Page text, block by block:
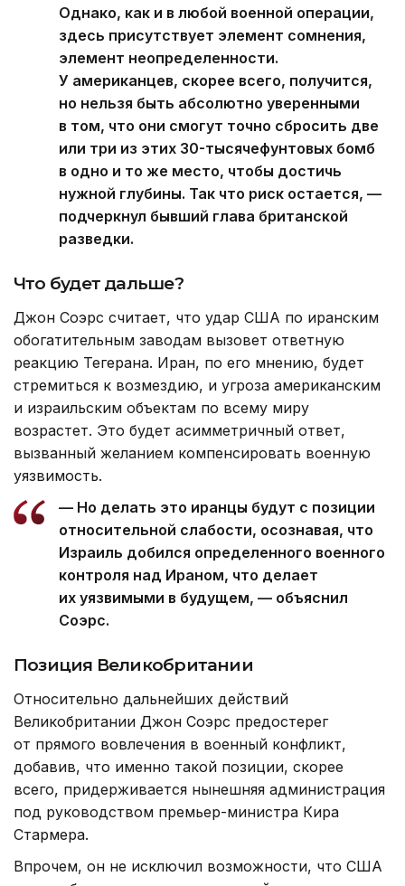
Однако, как и в любой военной операции,
здесь присутствует элемент сомнения,
элемент неопределенности.
У американцев, скорее всего, получится,
но нельзя быть абсолютно уверенными
в том, что они смогут точно сбросить две
или три из этих 30-тысячефунтовых бомб
в одно и то же место, чтобы достичь
нужной глубины. Так что риск остается, —
подчеркнул бывший глава британской
разведки.
Что будет дальше?
Джон Соэрс считает, что удар США по иранским
обогатительным заводам вызовет ответную
реакцию Тегерана. Иран, по его мнению, будет
стремиться к возмездию, и угроза американским
и израильским объектам по всему миру
возрастет. Это будет асимметричный ответ,
вызванный желанием компенсировать военную
уязвимость.
— Но делать это иранцы будут с позиции
относительной слабости, осознавая, что
Израиль добился определенного военного
контроля над Ираном, что делает
их уязвимыми в будущем, — объяснил
Соэрс.
Позиция Великобритании
Относительно дальнейших действий
Великобритании Джон Соэрс предостерег
от прямого вовлечения в военный конфликт,
добавив, что именно такой позиции, скорее
всего, придерживается нынешняя администрация
под руководством премьер-министра Кира
Стармера.
Впрочем, он не исключил возможности, что США